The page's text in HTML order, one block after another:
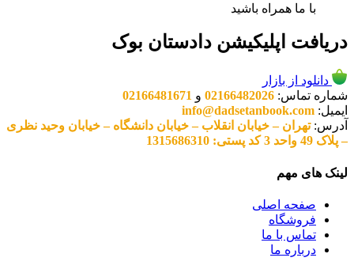
با ما همراه باشید
دریافت اپلیکیشن دادستان بوک
دانلود از بازار
شماره تماس: 02166482026 و 02166481671
ایمیل: info@dadsetanbook.com
آدرس:تهران – خیابان انقلاب – خیابان دانشگاه – خیابان وحید نظری
– پلاک 49 واحد 3 کد پستی: 1315686310
لینک های مهم
صفحه اصلی
فروشگاه
تماس با ما
درباره ما